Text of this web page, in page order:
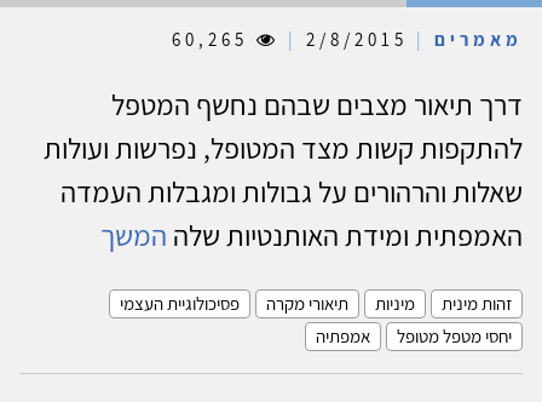
מאמרים |
|
דרך תיאור מצבים שבהם נחשף המטפל
להתקפות קשות מצד המטופל, נפרשות ועולות
שאלות והרהורים על גבולות ומגבלות העמדה
האמפתית ומידת האותנטיות שלה המשך
זהות מינית מיניות תיאורי מקרה
פסיכולוגיית העצמי
יחסי מטפל מטופל
אמפתיה